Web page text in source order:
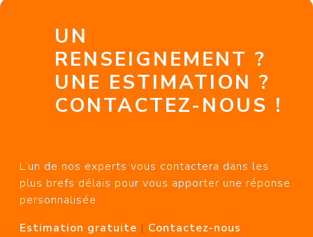
UN
RENSEIGNEMENT ?
UNE ESTIMATION ?
CONTACTEZ-NOUS !
L’un de nos experts vous contactera dans les
plus brefs délais pour vous apporter une réponse
personnalisée.
Estimation gratuite | Contactez-nous